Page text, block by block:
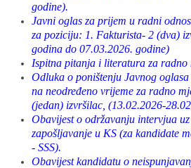
godine).
Javni oglas za prijem u radni
za poziciju: 1. Fakturista- 2 (dva)
godina do 07.03.2026. godine)
Ispitna pitanja i literatura za radno
Odluka o poništenju Javnog
na neodređeno vrijeme za radno
(jedan) izvršilac, (13.02.2026-
Obavijest o održavanju intervjua uz
zapošljavanje u KS (za kandidate
- SSS).
Obavijest kandidatu o